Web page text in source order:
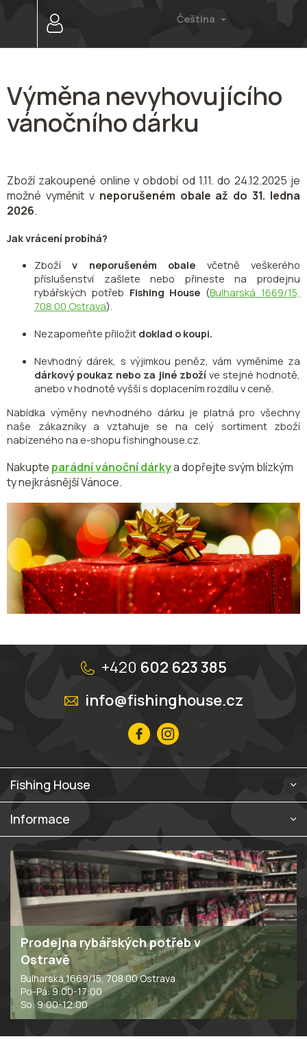
Čeština
Výměna nevyhovujícího
vánočního dárku
Zboží zakoupené online v období od 1.11. do 24.12.2025 je
možné vyměnit v neporušeném obale až do 31. ledna
2026.
Jak vrácení probíhá?
Zbožív neporušeném obale včetně veškerého
příslušenství zašlete nebo přineste na prodejnu
rybářských potřeb Fishing House (Bulharská 1669/15,
708 00 Ostrava).
Nezapomeňte přiložit doklad o koupi.
Nevhodný dárek, s výjimkou peněz, vám vyměníme za
dárkový poukaz nebo za jiné zbožíve stejné hodnotě,
anebo v hodnotě vyšší s doplacením rozdílu v ceně.
Nabídka výměny nevhodného dárku je platná pro všechny
naše zákazníky a vztahuje se na celý sortiment zboží
nabízeného na e-shopu fishinghouse.cz.
Nakupte parádní vánoční dárkya dopřejte svým blízkým
ty nejkrásnější Vánoce.
+420 602 623 385
info@fishinghouse.cz
Fishing House
Informace
Prodejna rybářských potřeb v
Ostravě
Bulharská 1669/15, 708 00 Ostrava
Po-Pá: 9:00-17:00
So: 9:00-12:00